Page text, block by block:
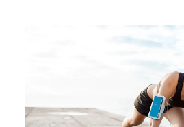
FITPASS TV